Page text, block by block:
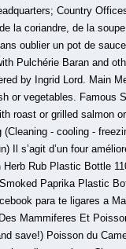
Country
la coriandre, de la
oublier un pot de
Pulchérie Baran and
by Ingrid Lord. Main
or vegetables. Famous
roast or grilled salmon
- cooling -
Il s’agit d’un four
Rub Plastic Bottle
Paprika Plastic
para te ligares a
Mammiferes Et
save!) Poisson du